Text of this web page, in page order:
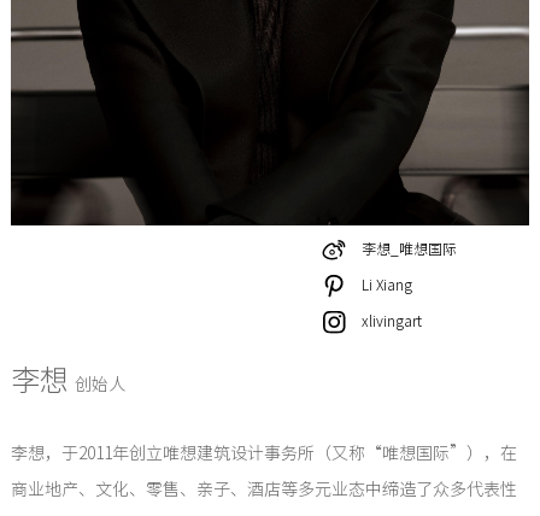
李想_唯想国际
Li Xiang
xlivingart
李想 创始人
李想，于2011年创立唯想建筑设计事务所（又称“唯想国际”），在
商业地产、文化、零售、亲子、酒店等多元业态中缔造了众多代表性